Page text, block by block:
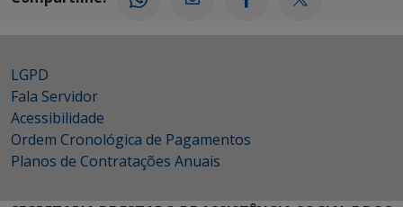
LGPD
Fala Servidor
Acessibilidade
Ordem Cronológica de Pagamentos
Planos de Contratações Anuais